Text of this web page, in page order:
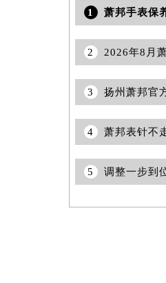
1
2
3
4
5